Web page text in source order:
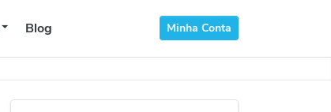
Blog Minha Conta